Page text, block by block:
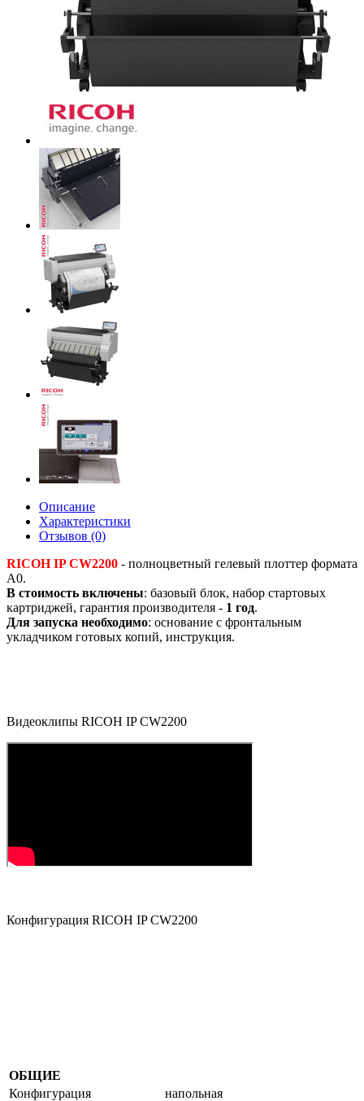
Описание
Характеристики
Отзывов (0)
RICOH IP CW2200 - полноцветный гелевый плоттер формата
A0.
В стоимость включены: базовый блок, набор стартовых
картриджей, гарантия производителя - 1 год.
Для запуска необходимо: основание с фронтальным
укладчиком готовых копий, инструкция.
Видеоклипы RICOH IP CW2200
Конфигурация RICOH IP CW2200
ОБЩИЕ
Конфигурация
напольная